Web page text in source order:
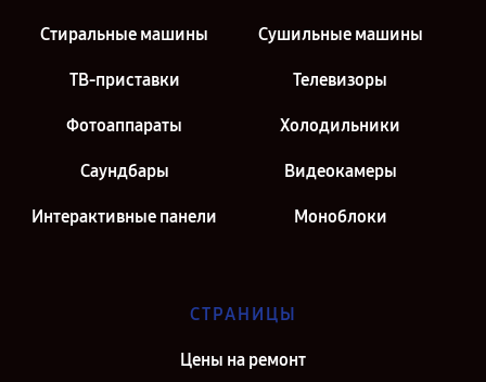
Стиральные машины Сушильные машины
ТВ-приставки Телевизоры
Фотоаппараты Холодильники
Саундбары Видеокамеры
Интерактивные панели Моноблоки
СТРАНИЦЫ
Цены на ремонт